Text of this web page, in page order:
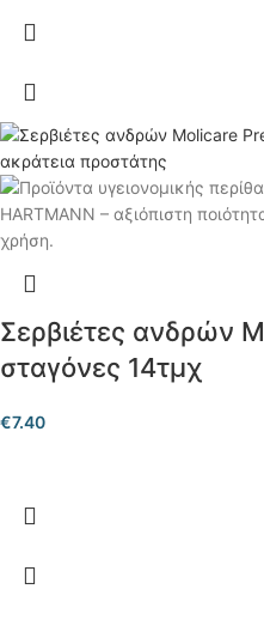
Σερβιέτες ανδρών
σταγόνες 14τμχ
€7.40